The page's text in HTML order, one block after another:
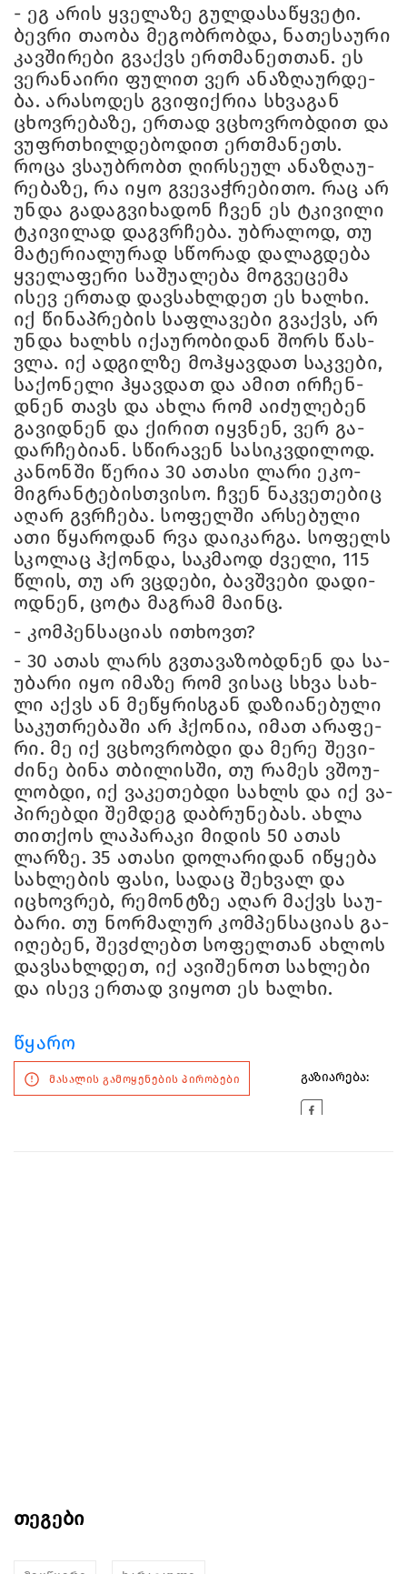
- ეგ არის ყვე­ლა­ზე გულ­და­სა­წყვე­ტი.
ბევ­რი თა­ო­ბა მე­გობ­რობ­და, ნა­თე­სა­უ­რი
კავ­ში­რე­ბი გვაქვს ერ­თმა­ნეთ­თან. ეს
ვე­რა­ნა­ი­რი ფუ­ლით ვერ ანა­ზღა­ურ­დე­
ბა. არა­სო­დეს გვი­ფიქ­რია სხვა­გან
ცხოვ­რე­ბა­ზე, ერ­თად ვცხოვ­რობ­დით და
ვუფრ­თხილ­დე­ბო­დით ერ­თმა­ნეთს.
როცა ვსა­უბ­რობთ ღირ­სე­ულ ანა­ზღა­უ­
რე­ბა­ზე, რა იყო გვე­ვაჭ­რე­ბი­თო. რაც არ
უნდა გა­დაგ­ვი­ხა­დონ ჩვენ ეს ტკი­ვი­ლი
ტკი­ვი­ლად დაგ­ვრჩე­ბა. უბ­რა­ლოდ, თუ
მა­ტე­რი­ა­ლუ­რად სწო­რად და­ლაგ­დე­ბა
ყვე­ლა­ფე­რი სა­შუ­ა­ლე­ბა მოგ­ვე­ცე­მა
ისევ ერ­თად დავ­სახ­ლდეთ ეს ხალ­ხი.
იქ წი­ნაპ­რე­ბის საფ­ლა­ვე­ბი გვაქვს, არ
უნდა ხალ­ხს იქა­უ­რო­ბი­დან შორს წას­
ვლა. იქ ად­გილ­ზე მოჰ­ყავ­დათ საკ­ვე­ბი,
სა­ქო­ნე­ლი ჰყავ­დათ და ამით ირ­ჩენ­
დნენ თავს და ახლა რომ აი­ძუ­ლე­ბენ
გა­ვიდ­ნენ და ქი­რით იყ­ვნენ, ვერ გა­
დარ­ჩე­ბი­ან. სწი­რა­ვენ სა­სიკ­ვდი­ლოდ.
კა­ნონ­ში წე­რია 30 ათა­სი ლარი ეკო­
მიგ­რან­ტე­ბის­თვი­სო. ჩვენ ნაკ­ვე­თე­ბიც
აღარ გვრჩე­ბა. სო­ფელ­ში არ­სე­ბუ­ლი
ათი წყა­რო­დან რვა და­ი­კარ­გა. სო­ფელს
სკო­ლაც ჰქონ­და, საკ­მა­ოდ ძვე­ლი, 115
წლის, თუ არ ვცდე­ბი, ბავ­შვე­ბი და­დი­
ოდ­ნენ, ცოტა მაგ­რამ მა­ინც.
- კომ­პენ­სა­ცი­ას ითხოვთ?
- 30 ათას ლარს გვთა­ვა­ზობ­დნენ და სა­
უ­ბა­რი იყო იმა­ზე რომ ვი­საც სხვა სახ­
ლი აქვს ან მე­წყრის­გან და­ზი­ა­ნე­ბუ­ლი
სა­კუთ­რე­ბა­ში არ ჰქო­ნია, იმათ არა­ფე­
რი. მე იქ ვცხოვ­რობ­დი და მერე შე­ვი­
ძი­ნე ბინა თბი­ლის­ში, თუ რა­მეს ვშო­უ­
ლობ­დი, იქ ვა­კე­თებ­დი სახ­ლს და იქ ვა­
პი­რებ­დი შემ­დეგ დაბ­რუ­ნე­ბას. ახლა
თით­ქოს ლა­პა­რა­კი მი­დის 50 ათას
ლარ­ზე. 35 ათა­სი დო­ლა­რი­დან იწყე­ბა
სახ­ლე­ბის ფასი, სა­დაც შეხ­ვალ და
იცხოვ­რებ, რე­მონტზე აღარ მაქვს სა­უ­
ბა­რი. თუ ნორ­მა­ლურ კომ­პენ­სა­ცი­ას გა­
ი­ღე­ბენ, შევ­ძლებთ სო­ფელ­თან ახ­ლოს
დავ­სახ­ლდეთ, იქ ავი­შე­ნოთ სახ­ლე­ბი
და ისევ ერ­თად ვი­ყოთ ეს ხალ­ხი.
წყარო
მასალის გამოყენების პირობები გაზიარება:
თეგები